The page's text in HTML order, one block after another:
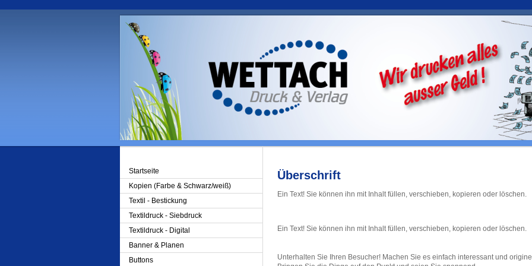
Startseite
Kopien (Farbe & Schwarz/weiß)
Textil - Bestickung
Textildruck - Siebdruck
Textildruck - Digital
Banner & Planen
Buttons
Überschrift
Ein Text! Sie können ihn mit Inhalt füllen, verschieben, kopieren oder löschen.
Ein Text! Sie können ihn mit Inhalt füllen, verschieben, kopieren oder löschen.
Unterhalten Sie Ihren Besucher! Machen Sie es einfach interessant und